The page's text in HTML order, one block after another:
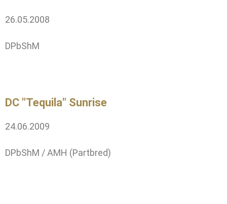
26.05.2008
DPbShM
DC "Tequila" Sunrise
24.06.2009
DPbShM / AMH (Partbred)